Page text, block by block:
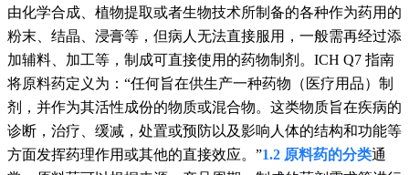
由化学合成、植物提取或者生物技术所制备的各种作为药用的
粉末、结晶、浸膏等，但病人无法直接服用，一般需再经过添
加辅料、加工等，制成可直接使用的药物制剂。 ICH Q7 指南
将原料药定义为：“任何旨在供生产一种药物（医疗用品）制
剂，并作为其活性成份的物质或混合物。这类物质旨在疾病的
诊断，治疗、缓减，处置或预防以及影响人体的结构和功能等
方面发挥药理作用或其他的直接效应。”1.2 原料药的分类通